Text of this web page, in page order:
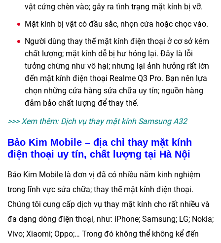
vật cứng chèn vào; gây ra tình trạng mặt kính bị vỡ.
Mặt kính bị vật có đầu sắc, nhọn cứa hoặc chọc vào.
Người dùng thay thế mặt kính điện thoại ở cơ sở kém
chất lượng; mặt kính dễ bị hư hỏng lại. Đây là lỗi
tưởng chừng như vô hại; nhưng lại ảnh hưởng rất lớn
đến mặt kính điện thoại Realme Q3 Pro. Bạn nên lựa
chọn những cửa hàng sửa chữa uy tín; nguồn hàng
đảm bảo chất lượng để thay thế.
>>> Xem thêm: Dịch vụ thay mặt kính Samsung A32
Bảo Kim Mobile – địa chỉ thay mặt kính
điện thoại uy tín, chất lượng tại Hà Nội
Bảo Kim Mobile là đơn vị đã có nhiều năm kinh nghiệm
trong lĩnh vực sửa chữa; thay thế mặt kính điện thoại.
Chúng tôi cung cấp dịch vụ thay mặt kính cho rất nhiều và
đa dạng dòng điện thoại, như: iPhone; Samsung; LG; Nokia;
Vivo; Xiaomi; Oppo;… Trong đó không thể không kể đến